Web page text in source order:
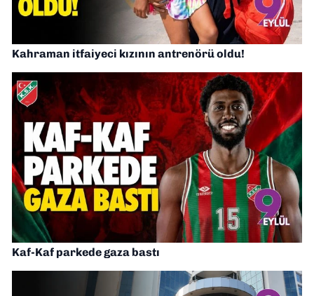
Kahraman itfaiyeci kızının antrenörü oldu!
Kaf-Kaf parkede gaza bastı